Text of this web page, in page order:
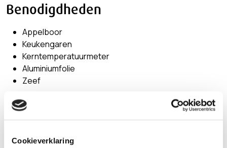
Cookieverklaring
Benodigdheden
Appelboor
Keukengaren
Kerntemperatuurmeter
Aluminiumfolie
Zeef
Voorbereiding
Ris de naaldjes van 1/2e takje rozemarijn en hak grof.